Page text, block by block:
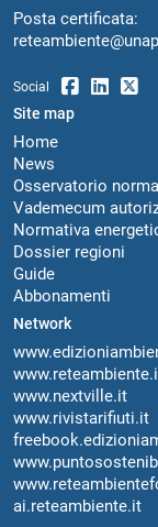
Posta certificata:
Social
Site map
Home
News
Osservatorio
Vademecum
Normativa
Dossier regioni
Guide
Abbonamenti
Network
www.nextville.it
www.rivistarifiuti.it
ai.reteambiente.it